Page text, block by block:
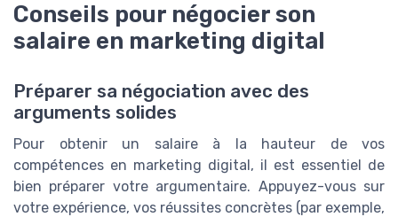
Conseils pour négocier son
salaire en marketing digital
Préparer sa négociation avec des
arguments solides
Pour obtenir un salaire à la hauteur de vos
compétences en marketing digital, il est essentiel de
bien préparer votre argumentaire. Appuyez-vous sur
votre expérience, vos réussites concrètes (par exemple,